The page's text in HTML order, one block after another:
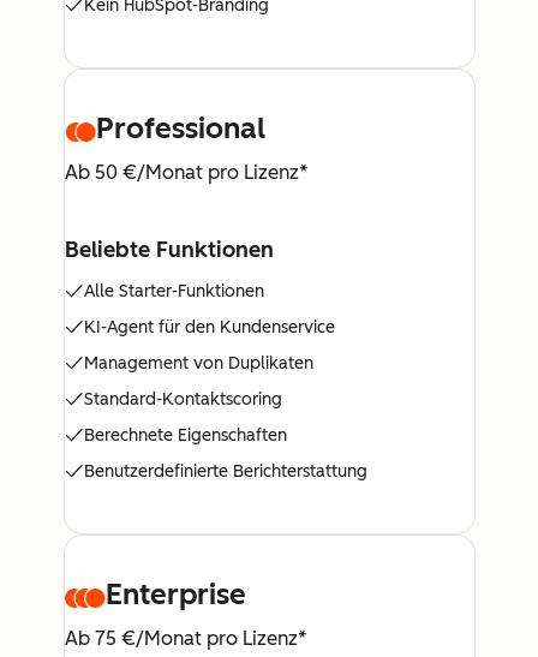
Kein HubSpot-Branding
Professional
Ab 50 €/Monat pro Lizenz*
Beliebte Funktionen
Alle Starter-Funktionen
KI-Agent für den Kundenservice
Management von Duplikaten
Standard-Kontaktscoring
Berechnete Eigenschaften
Benutzerdefinierte Berichterstattung
Enterprise
Ab 75 €/Monat pro Lizenz*